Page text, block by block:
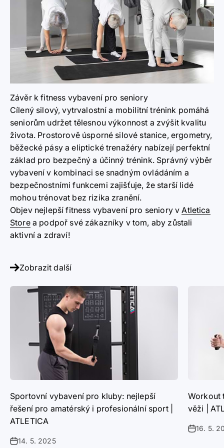
Závěr k fitness vybavení pro seniory
Cílený silový, vytrvalostní a mobilitní trénink pomáhá
seniorům udržet tělesnou výkonnost a zvýšit kvalitu
života. Prostorově úsporné silové stanice, ergometry,
běžecké pásy a eliptické trenažéry nabízejí perfektní
základ pro bezpečný a účinný trénink. Správný výběr
vybavení v kombinaci se snadným ovládáním a
bezpečnostními funkcemi zajišťuje, že starší lidé
mohou trénovat bez rizika zranění.
Objev nejlepší fitness vybavení pro seniory v Atletica
Storea podpoř své zákazníky v tom, aby zůstali
aktivní a zdraví!
Zobrazit další
Sportovní vybavení pro kluby: nejlepší
řešení pro amatérský i profesionální sport |
ATLETICA
14. 5. 2025
Workout
věži |
16. 5.